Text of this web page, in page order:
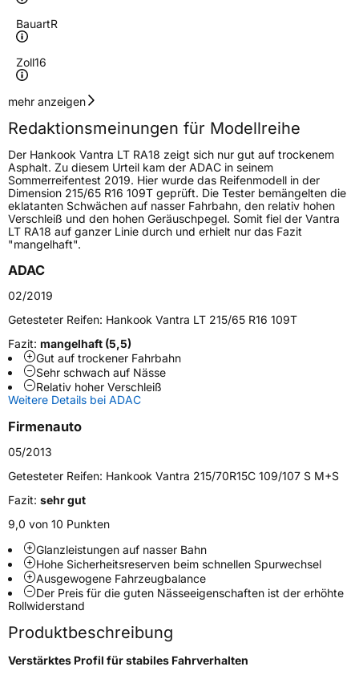
BauartR
Zoll16
Geschwindigkeitsindex
Höchstgeschwindigkeit
170 km/h
Lastindex104/102
Höchstlast900/850 kg
Gewicht (in kg)12,536 kg
Fahrzeugtyp
Verwendung
Sommerreifen
ModellnameVantra LT RA18
FahrzeugartTransporter
Weitere Eigenschaften
Schlauchtyp
ZustandNeureifen
M+S
C-ReifenJa
EU Label
EffizienzD
mehr anzeigen
Redaktionsmeinungen für Modellreihe
Der Hankook Vantra LT RA18 zeigt sich nur gut auf trockenem
Asphalt. Zu diesem Urteil kam der ADAC in seinem
Sommerreifentest 2019. Hier wurde das Reifenmodell in der
Dimension 215/65 R16 109T geprüft. Die Tester bemängelten die
eklatanten Schwächen auf nasser Fahrbahn, den relativ hohen
Verschleiß und den hohen Geräuschpegel. Somit fiel der Vantra
LT RA18 auf ganzer Linie durch und erhielt nur das Fazit
"mangelhaft".
ADAC
02/2019
Getesteter Reifen: Hankook Vantra LT 215/65 R16 109T
Fazit: mangelhaft (5,5)
Gut auf trockener Fahrbahn
Sehr schwach auf Nässe
Relativ hoher Verschleiß
Weitere Details bei ADAC
Firmenauto
05/2013
Getesteter Reifen: Hankook Vantra 215/70R15C 109/107 S M+S
Fazit: sehr gut
9,0 von 10 Punkten
Glanzleistungen auf nasser Bahn
Hohe Sicherheitsreserven beim schnellen Spurwechsel
Ausgewogene Fahrzeugbalance
Der Preis für die guten Nässeeigenschaften ist der erhöhte
Rollwiderstand
Produktbeschreibung
Verstärktes Profil für stabiles Fahrverhalten